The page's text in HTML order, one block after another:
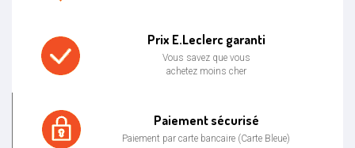
Prix E.Leclerc garanti
Vous savez que vous
achetez moins cher
Paiement sécurisé
Paiement par carte bancaire (Carte Bleue)